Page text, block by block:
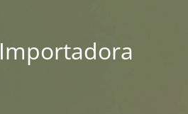
Importadora